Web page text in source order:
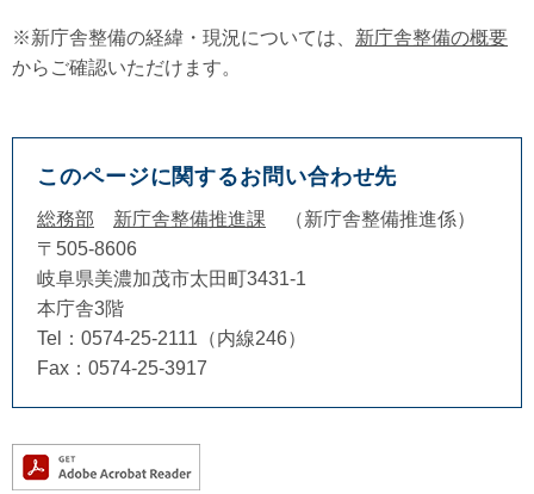
※新庁舎整備の経緯・現況については、 新庁舎整備の概要
からご確認いただけます。
このページに関するお問い合わせ先
総務部 新庁舎整備推進課
新庁舎整備推進係
〒505-8606
岐阜県美濃加茂市太田町3431-1
本庁舎3階
Tel：0574-25-2111（内線246）
Fax：0574-25-3917